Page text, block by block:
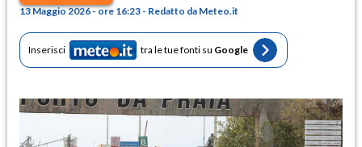
13 Maggio 2026 - ore 16:23 - Redatto da Meteo.it
Inserisci tra le tue fonti su Google